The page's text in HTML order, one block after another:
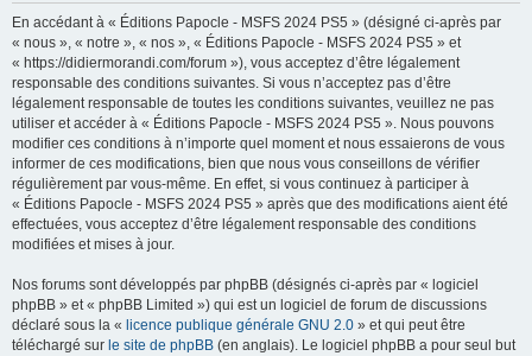
h
En accédant à « Éditions Papocle - MSFS 2024 PS5 » (désigné ci-après par
« nous », « notre », « nos », « Éditions Papocle - MSFS 2024 PS5 » et
« https://didiermorandi.com/forum »), vous acceptez d’être légalement
responsable des conditions suivantes. Si vous n’acceptez pas d’être
légalement responsable de toutes les conditions suivantes, veuillez ne pas
utiliser et accéder à « Éditions Papocle - MSFS 2024 PS5 ». Nous pouvons
modifier ces conditions à n’importe quel moment et nous essaierons de vous
informer de ces modifications, bien que nous vous conseillons de vérifier
régulièrement par vous-même. En effet, si vous continuez à participer à
« Éditions Papocle - MSFS 2024 PS5 » après que des modifications aient été
effectuées, vous acceptez d’être légalement responsable des conditions
modifiées et mises à jour.
Nos forums sont développés par phpBB (désignés ci-après par « logiciel
phpBB » et « phpBB Limited ») qui est un logiciel de forum de discussions
déclaré sous la « licence publique générale GNU 2.0 » et qui peut être
téléchargé sur le site de phpBB (en anglais). Le logiciel phpBB a pour seul but